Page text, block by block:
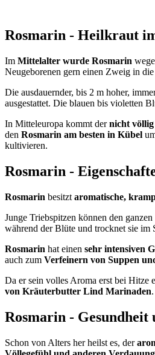
Rosmarin - Heilkraut
Im Mittelalter wurde Rosmarin
Neugeborenen gern einen Zweig in
Die ausdauernder, bis 2 m hoher,
ausgestattet. Die blauen bis violetten
In Mitteleuropa kommt dernicht
den Rosmarin am besten in Kübel
kultivieren.
Rosmarin -
Rosmarin besitzt aromatische,
Junge Triebspitzen können den
während der Blüte und trocknet sie im
Rosmarin hat einen sehr intensiven
auch zum Verfeinern von Suppen
Da er sein volles Aroma erst bei
von Kräuterbutter Lind Marinaden.
Rosmarin - Gesundheit
Schon von Alters her heilst es, der